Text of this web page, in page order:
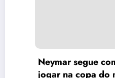
Neymar segue com
jogar na copa do